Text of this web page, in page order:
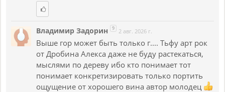
Владимир Задорин 9 2 авг. 2026 г.
Выше гор может быть только г.... Тьфу арт рок
от Дробина Алекса даже не буду растекаться,
мыслями по дереву ибо кто понимает тот
понимает конкретизировать только портить
ощущение от хорошего вина автор молодец